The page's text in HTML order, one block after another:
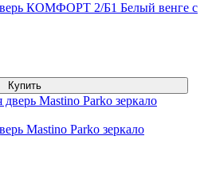
КОМФОРТ 2/Б1 Белый венге с
Купить
Mastino Parko зеркало